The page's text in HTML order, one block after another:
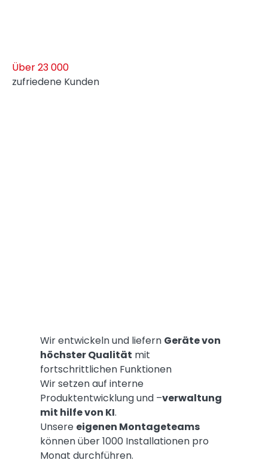
Über 23 000
zufriedene Kunden
Wir entwickeln und liefern Geräte von
höchster Qualität mit
fortschrittlichen Funktionen
Wir setzen auf interne
Produktentwicklung und –verwaltung
mit hilfe von KI.
Unsere eigenen Montageteams
können über 1000 Installationen pro
Monat durchführen.